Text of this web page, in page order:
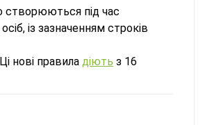
створюються під час
із зазначенням строків
нові правила діють з 16